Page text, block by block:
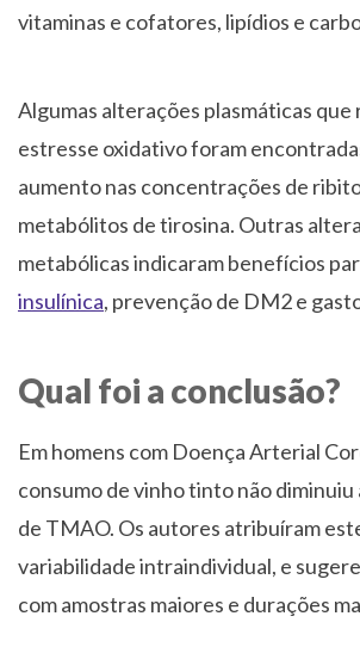
vitaminas e cofatores, lipídios e
Algumas alterações plasmáticas que
estresse oxidativo foram
aumento nas concentrações de
metabólitos de tirosina. Outras
metabólicas indicaram benefícios
insulínica, prevenção de DM2 e
Qual foi a conclusão?
Em homens com Doença Arterial
consumo de vinho tinto não
de TMAO. Os autores atribuíram
variabilidade intraindividual, e
com amostras maiores e durações